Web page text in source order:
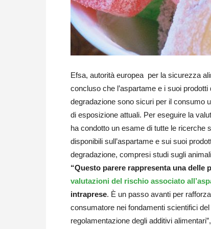
Efsa, autorità europea per la sicurezza
concluso che l’aspartame e i suoi prodotti
degradazione sono sicuri per il consumo
di esposizione attuali. Per eseguire la
ha condotto un esame di tutte le ricerche
disponibili sull’aspartame e sui suoi
degradazione, compresi studi sugli
“Questo parere rappresenta una delle
valutazioni del rischio associato
intraprese. È un passo avanti per
consumatore nei fondamenti scientifici
regolamentazione degli additivi